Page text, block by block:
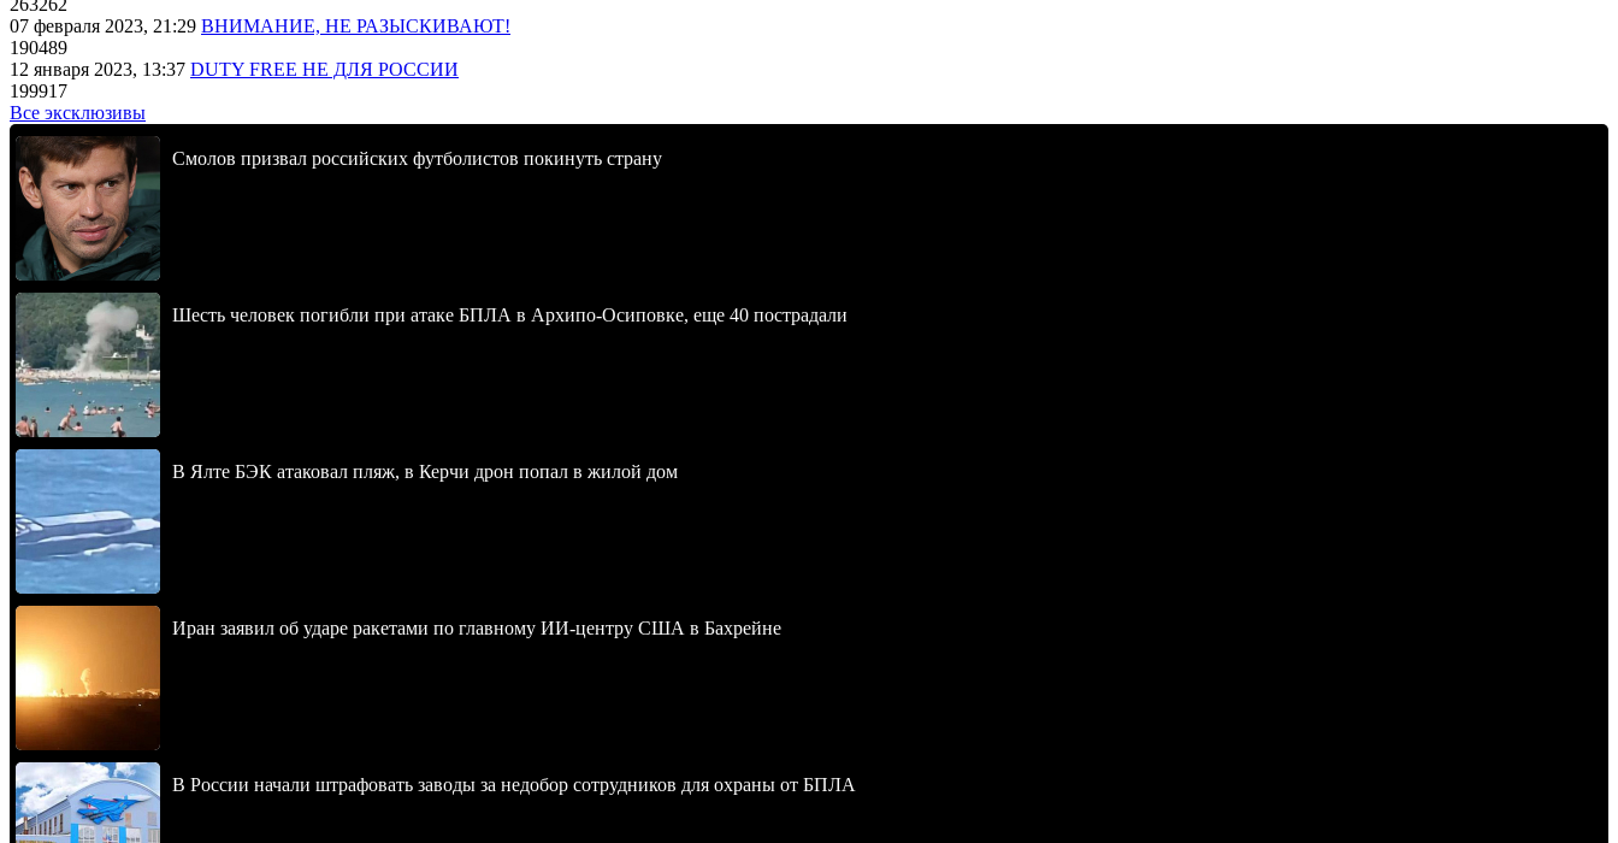
263262
07 февраля 2023, 21:29 ВНИМАНИЕ, НЕ РАЗЫСКИВАЮТ!
190489
12 января 2023, 13:37 DUTY FREE НЕ ДЛЯ РОССИИ
199917
Все эксклюзивы
Смолов призвал российских футболистов покинуть страну
Шесть человек погибли при атаке БПЛА в Архипо-Осиповке, еще 40 пострадали
В Ялте БЭК атаковал пляж, в Керчи дрон попал в жилой дом
Иран заявил об ударе ракетами по главному ИИ-центру США в Бахрейне
В России начали штрафовать заводы за недобор сотрудников для охраны от БПЛА